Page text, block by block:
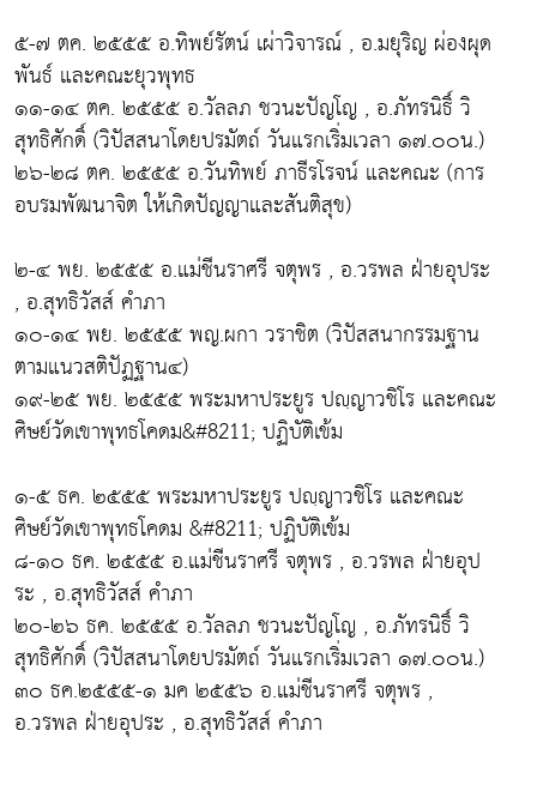
๕-๗ ตค. ๒๕๕๕ อ.ทิพย์รัตน์ เผ่าวิจารณ์ , อ.มยุริญ ผ่องผุด
พันธ์ และคณะยุวพุทธ
๑๑-๑๔ ตค. ๒๕๕๕ อ.วัลลภ ชวนะปัญโญ , อ.ภัทรนิธิ์ วิ
สุทธิศักดิ์ (วิปัสสนาโดยปรมัตถ์ วันแรกเริ่มเวลา ๑๗.๐๐น.)
๒๖-๒๘ ตค. ๒๕๕๕ อ.วันทิพย์ ภาธีรโรจน์ และคณะ (การ
อบรมพัฒนาจิต ให้เกิดปัญญาและสันติสุข)
๒-๔ พย. ๒๕๕๕ อ.แม่ชีนราศรี จตุพร , อ.วรพล ฝ่ายอุประ
, อ.สุทธิวัสส์ คำภา
๑๐-๑๔ พย. ๒๕๕๕ พญ.ผกา วราชิต (วิปัสสนากรรมฐาน
ตามแนวสติปัฏฐาน๔)
๑๙-๒๕ พย. ๒๕๕๕ พระมหาประยูร ปญฺญาวชิโร และคณะ
ศิษย์วัดเขาพุทธโคดม&#8211; ปฏิบัติเข้ม
๑-๕ ธค. ๒๕๕๕ พระมหาประยูร ปญฺญาวชิโร และคณะ
ศิษย์วัดเขาพุทธโคดม &#8211; ปฏิบัติเข้ม
๘-๑๐ ธค. ๒๕๕๕ อ.แม่ชีนราศรี จตุพร , อ.วรพล ฝ่ายอุป
ระ , อ.สุทธิวัสส์ คำภา
๒๐-๒๖ ธค. ๒๕๕๕ อ.วัลลภ ชวนะปัญโญ , อ.ภัทรนิธิ์ วิ
สุทธิศักดิ์ (วิปัสสนาโดยปรมัตถ์ วันแรกเริ่มเวลา ๑๗.๐๐น.)
๓๐ ธค.๒๕๕๕-๑ มค ๒๕๕๖ อ.แม่ชีนราศรี จตุพร ,
อ.วรพล ฝ่ายอุประ , อ.สุทธิวัสส์ คำภา